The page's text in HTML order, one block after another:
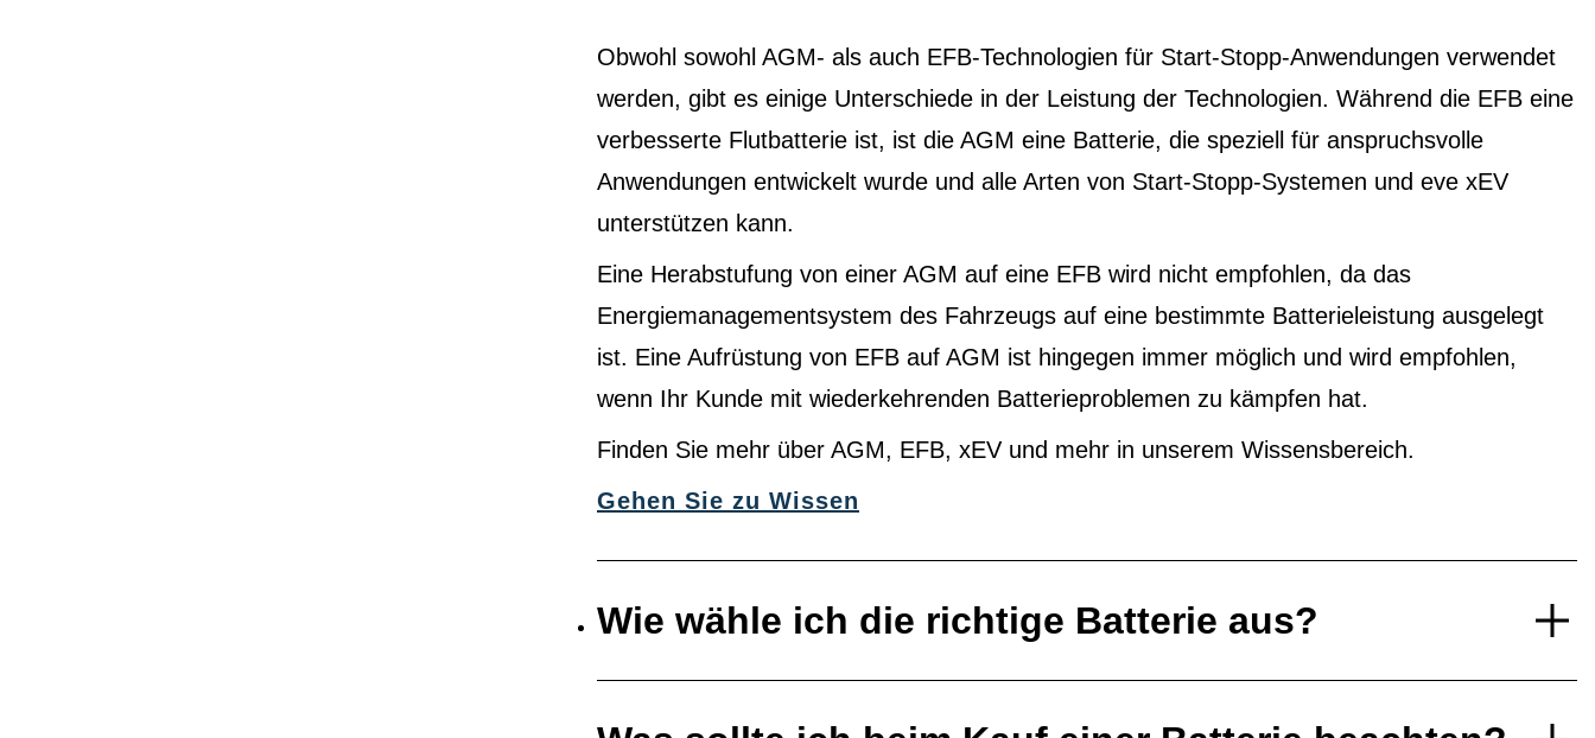
Obwohl sowohl AGM- als auch EFB-Technologien für Start-Stopp-Anwendungen verwendet
werden, gibt es einige Unterschiede in der Leistung der Technologien. Während die EFB eine
verbesserte Flutbatterie ist, ist die AGM eine Batterie, die speziell für anspruchsvolle
Anwendungen entwickelt wurde und alle Arten von Start-Stopp-Systemen und eve xEV
unterstützen kann.
Eine Herabstufung von einer AGM auf eine EFB wird nicht empfohlen, da das
Energiemanagementsystem des Fahrzeugs auf eine bestimmte Batterieleistung ausgelegt
ist. Eine Aufrüstung von EFB auf AGM ist hingegen immer möglich und wird empfohlen,
wenn Ihr Kunde mit wiederkehrenden Batterieproblemen zu kämpfen hat.
Finden Sie mehr über AGM, EFB, xEV und mehr in unserem Wissensbereich.
Gehen Sie zu Wissen
Wie wähle ich die richtige Batterie aus?